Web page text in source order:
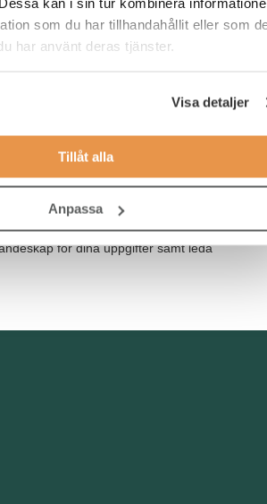
som du har tillhandahållit eller som
har använt deras tjänster.
Visa detaljer
Tillåt alla
Anpassa
och strukturerad.
nya, vårda och behålla dina
som du driver.
förståelse.
för dina uppgifter samt leda